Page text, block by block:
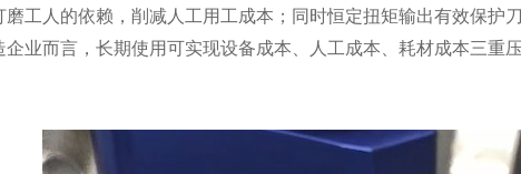
磨工人的依赖，削减人工用工成本；同时恒定扭矩输出有效保护
业而言，长期使用可实现设备成本、人工成本、耗材成本三重